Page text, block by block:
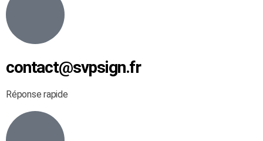
contact@svpsign.fr
Réponse rapide